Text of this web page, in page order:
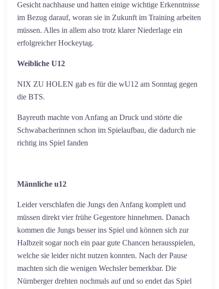
Gesicht nachhause und hatten einige wichtige Erkenntnisse
im Bezug darauf, woran sie in Zukunft im Training arbeiten
müssen. Alles in allem also trotz klarer Niederlage ein
erfolgreicher Hockeytag.
Weibliche U12
NIX ZU HOLEN gab es für die wU12 am Sonntag gegen
die BTS.
Bayreuth machte von Anfang an Druck und störte die
Schwabacherinnen schon im Spielaufbau, die dadurch nie
richtig ins Spiel fanden
Männliche u12
Leider verschlafen die Jungs den Anfang komplett und
müssen direkt vier frühe Gegentore hinnehmen. Danach
kommen die Jungs besser ins Spiel und können sich zur
Halbzeit sogar noch ein paar gute Chancen herausspielen,
welche sie leider nicht nutzen konnten. Nach der Pause
machten sich die wenigen Wechsler bemerkbar. Die
Nürnberger drehten nochmals auf und so endet das Spiel